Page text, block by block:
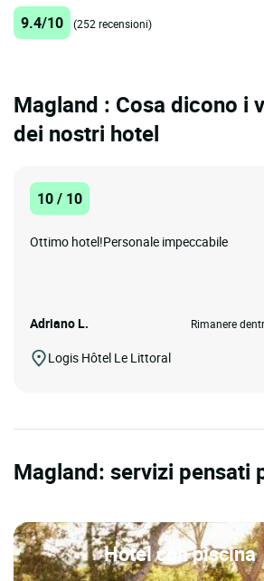
9.4/10 (252 recensioni)
Magland : Cosa dicono i
dei nostri hotel
10 / 10
Ottimo hotel!Personale impeccabile
Adriano L. Rimanere
Logis Hôtel Le Littoral
Magland: servizi pensati
Hotel con piscina